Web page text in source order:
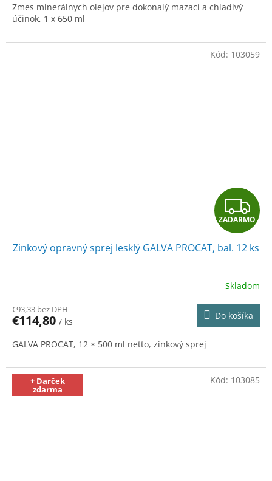
Zmes minerálnych olejov pre dokonalý mazací a chladivý
účinok, 1 x 650 ml
Z
A
D
A
R
M
ZADARMO
Zinkový opravný sprej lesklý GALVA PROCAT, bal. 12 ks
Skladom
€93,33 bez DPH
€114,80 / ks
Do košíka
GALVA PROCAT, 12 × 500 ml netto, zinkový sprej
Kód: 103059
+ Darček
zdarma
Kód: 103085